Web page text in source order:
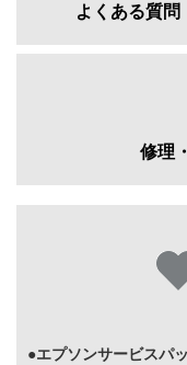
よくある質問
修理
●エプソンサービスパ